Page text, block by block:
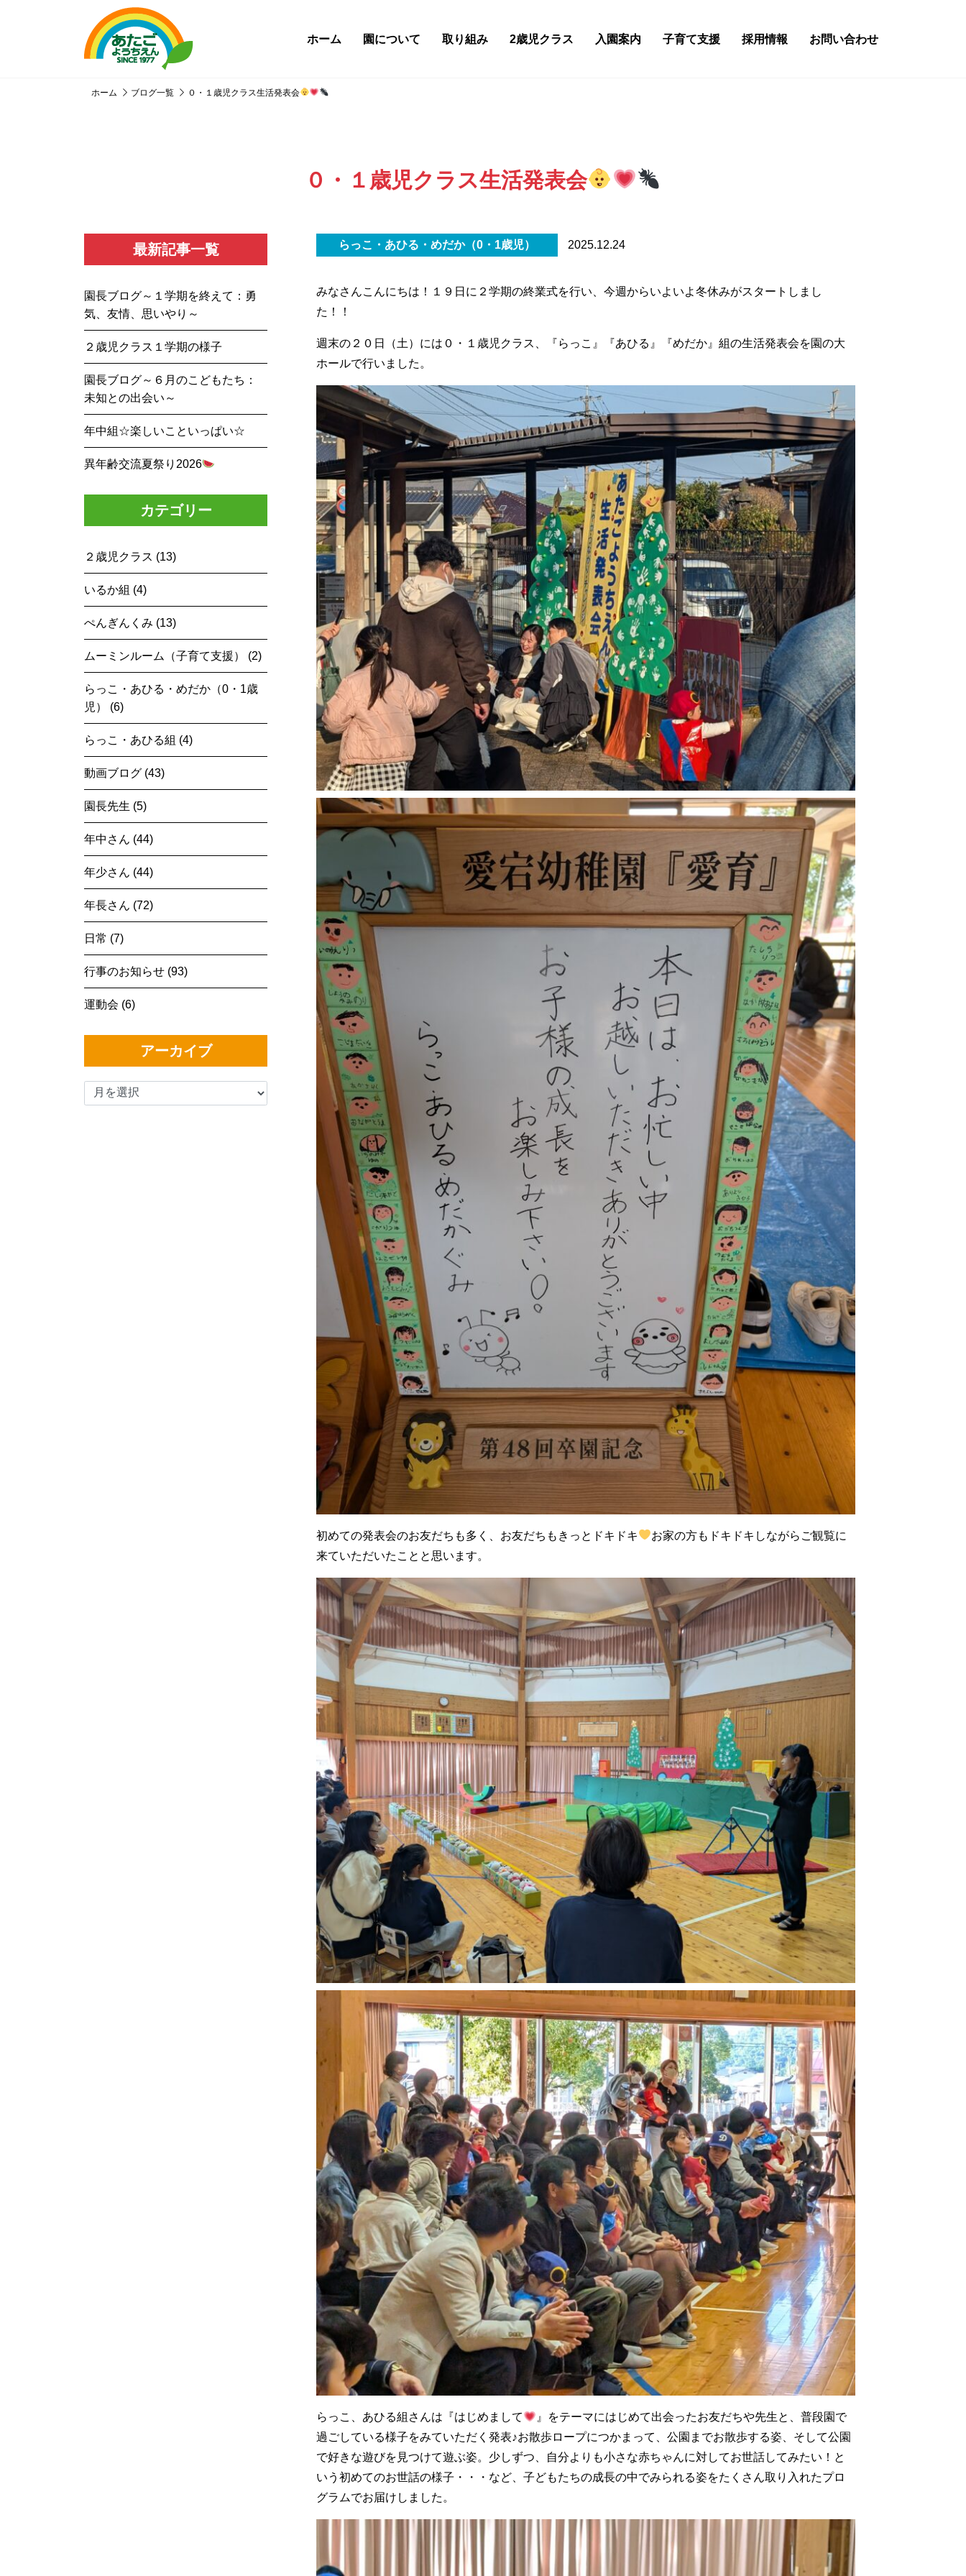
ホーム 園について 取り組み 2歳児クラス 入園案内 子育て支援 採用情報 お問い合わせ
ホーム ブログ一覧 ０・１歳児クラス生活発表会
０・１歳児クラス生活発表会
最新記事一覧
園長ブログ～１学期を終えて：勇
気、友情、思いやり～
２歳児クラス１学期の様子
園長ブログ～６月のこどもたち：
未知との出会い～
年中組☆楽しいこといっぱい☆
異年齢交流夏祭り2026
カテゴリー
２歳児クラス (13)
いるか組 (4)
ぺんぎんくみ (13)
ムーミンルーム（子育て支援） (2)
らっこ・あひる・めだか（0・1歳
児） (6)
らっこ・あひる組 (4)
動画ブログ (43)
園長先生 (5)
年中さん (44)
年少さん (44)
年長さん (72)
日常 (7)
行事のお知らせ (93)
運動会 (6)
アーカイブ
らっこ・あひる・めだか（0・1歳児） 2025.12.24
みなさんこんにちは！１９日に２学期の終業式を行い、今週からいよいよ冬休みがスタートしまし
た！！
週末の２０日（土）には０・１歳児クラス、『らっこ』『あひる』『めだか』組の生活発表会を園の大
ホールで行いました。
初めての発表会のお友だちも多く、お友だちもきっとドキドキ
お家の方もドキドキしながらご観覧に
来ていただいたことと思います。
らっこ、あひる組さんは『はじめまして
』をテーマにはじめて出会ったお友だちや先生と、普段園で
過ごしている様子をみていただく発表♪お散歩ロープにつかまって、公園までお散歩する姿、そして公園
で好きな遊びを見つけて遊ぶ姿。少しずつ、自分よりも小さな赤ちゃんに対してお世話してみたい！と
いう初めてのお世話の様子・・・など、子どもたちの成長の中でみられる姿をたくさん取り入れたプロ
グラムでお届けしました。